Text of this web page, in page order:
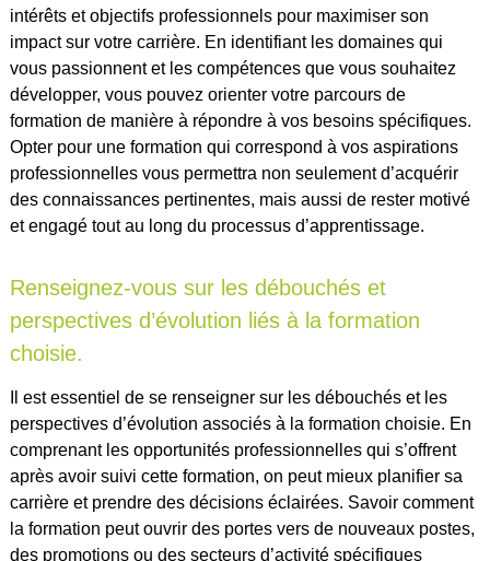
intérêts et objectifs professionnels pour maximiser son
impact sur votre carrière. En identifiant les domaines qui
vous passionnent et les compétences que vous souhaitez
développer, vous pouvez orienter votre parcours de
formation de manière à répondre à vos besoins spécifiques.
Opter pour une formation qui correspond à vos aspirations
professionnelles vous permettra non seulement d’acquérir
des connaissances pertinentes, mais aussi de rester motivé
et engagé tout au long du processus d’apprentissage.
Renseignez-vous sur les débouchés et
perspectives d’évolution liés à la formation
choisie.
Il est essentiel de se renseigner sur les débouchés et les
perspectives d’évolution associés à la formation choisie. En
comprenant les opportunités professionnelles qui s’offrent
après avoir suivi cette formation, on peut mieux planifier sa
carrière et prendre des décisions éclairées. Savoir comment
la formation peut ouvrir des portes vers de nouveaux postes,
des promotions ou des secteurs d’activité spécifiques